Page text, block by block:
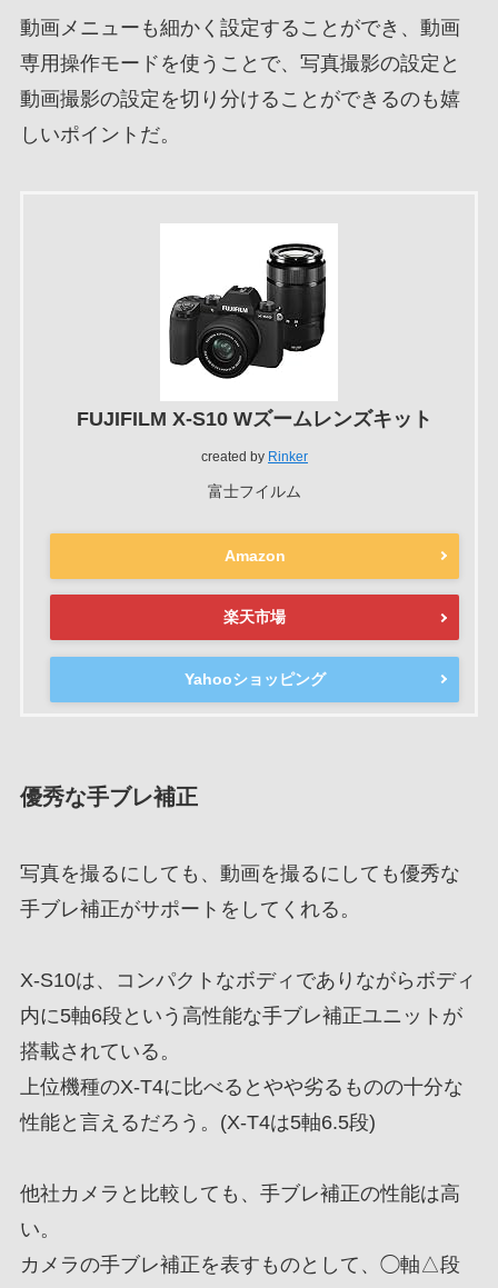
動画メニューも細かく設定することができ、動画
専用操作モードを使うことで、写真撮影の設定と
動画撮影の設定を切り分けることができるのも嬉
しいポイントだ。
FUJIFILM X-S10 Wズームレンズキット
created by Rinker
富士フイルム
Amazon
楽天市場
Yahooショッピング
優秀な手ブレ補正
写真を撮るにしても、動画を撮るにしても優秀な
手ブレ補正がサポートをしてくれる。
X-S10は、コンパクトなボディでありながらボディ
内に5軸6段という高性能な手ブレ補正ユニットが
搭載されている。
上位機種のX-T4に比べるとやや劣るものの十分な
性能と言えるだろう。(X-T4は5軸6.5段)
他社カメラと比較しても、手ブレ補正の性能は高
い。
カメラの手ブレ補正を表すものとして、◯軸△段